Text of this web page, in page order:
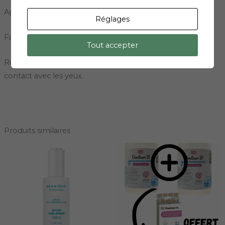
Appliquer sur les cheveux et le cuir chevelu humides.
Faire mousser le shampoing et masser délicatement.
Rincer les cheveux et le cuir chevelu. Rincer en cas de
contact avec les yeux.
Produits similaires
Réglages
Tout accepter